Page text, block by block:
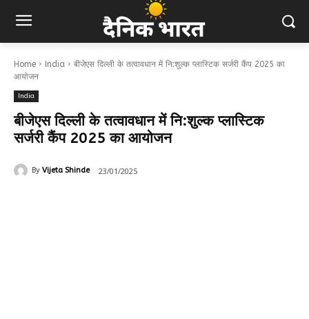
Home India
बीजेएस दिल्ली के तत्वावधान में नि:शुल्क प्लास्टिक सर्जरी कैंप 2025 का
आयोजन
India
बीजेएस दिल्ली के तत्वावधान में नि:शुल्क प्लास्टिक
सर्जरी कैंप 2025 का आयोजन
By Vijeta Shinde 23/01/2025